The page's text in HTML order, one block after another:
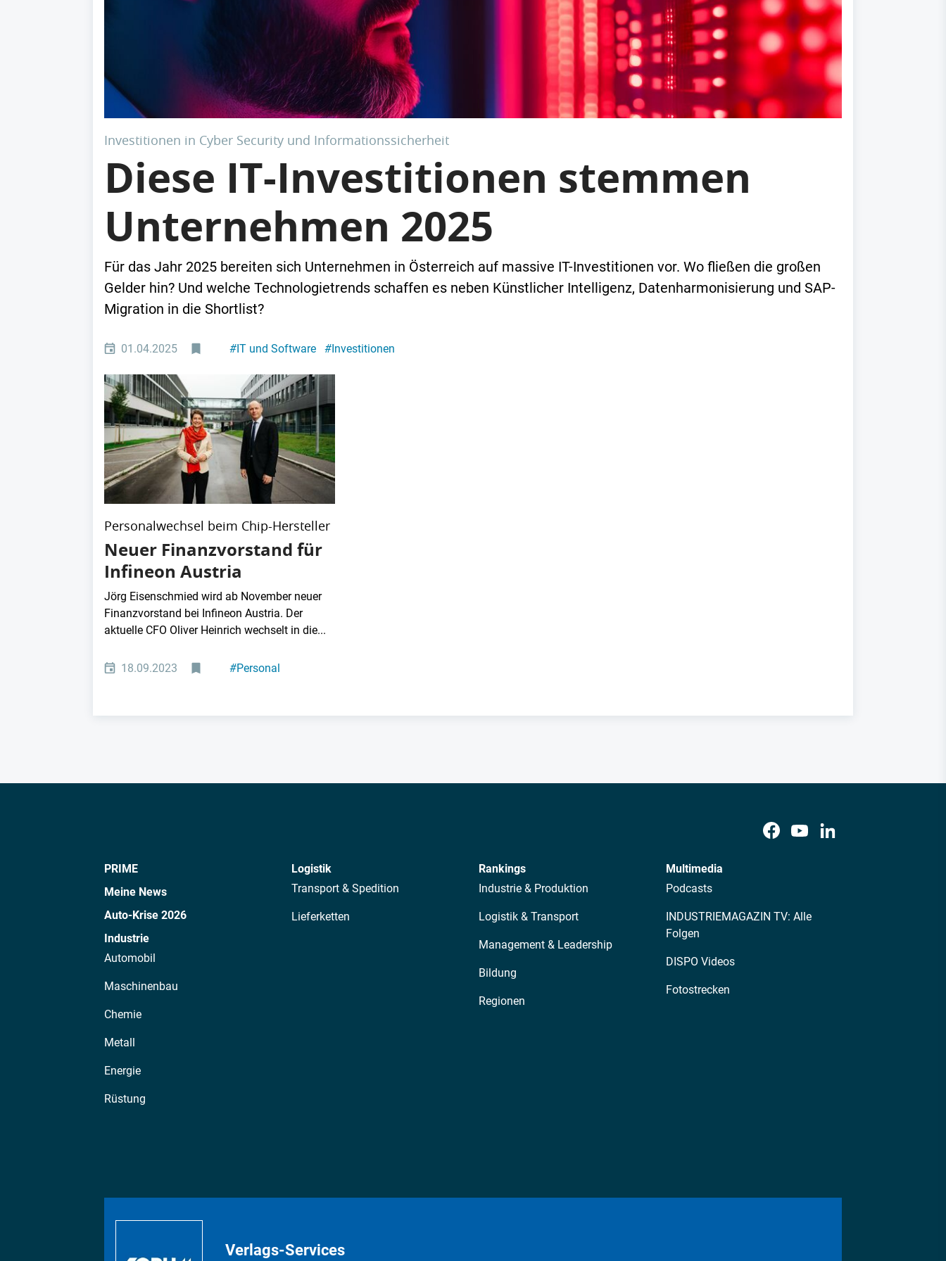
Investitionen in Cyber Security und Informationssicherheit
Diese IT-Investitionen stemmen
Unternehmen 2025
Für das Jahr 2025 bereiten sich Unternehmen in Österreich auf massive IT-Investitionen vor. Wo fließen die großen
Gelder hin? Und welche Technologietrends schaffen es neben Künstlicher Intelligenz, Datenharmonisierung und SAP-
Migration in die Shortlist?
01.04.2025 #IT und Software #Investitionen
Personalwechsel beim Chip-Hersteller
Neuer Finanzvorstand für
Infineon Austria
Jörg Eisenschmied wird ab November neuer
Finanzvorstand bei Infineon Austria. Der
aktuelle CFO Oliver Heinrich wechselt in die...
18.09.2023 #Personal
PRIME
Meine News
Auto-Krise 2026
Industrie
Automobil
Maschinenbau
Chemie
Metall
Energie
Rüstung
Logistik
Transport & Spedition
Lieferketten
Rankings
Industrie & Produktion
Logistik & Transport
Management & Leadership
Bildung
Regionen
Multimedia
Podcasts
INDUSTRIEMAGAZIN TV: Alle
Folgen
DISPO Videos
Fotostrecken
Verlags-Services